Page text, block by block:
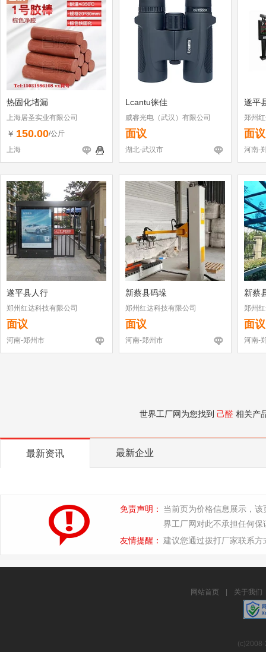
热固化堵漏
上海居圣实业有限公司
￥ 150.00/公斤
上海
Lcantu徕佳
威睿光电（武汉）有限公司
面议
湖北-武汉市
遂平
郑州
面议
河南-
遂平县人行
郑州红达科技有限公司
面议
河南-郑州市
新蔡县码垛
郑州红达科技有限公司
面议
河南-郑州市
新蔡
郑州
面议
河南-
世界工厂网为您找到 己醛 相关产
最新资讯 最新企业
免责声明：
当前页为价格信息展示，
界工厂网对此不承担任何保
友情提醒： 建议您通过拨打厂家联系
网站首页 关于我们